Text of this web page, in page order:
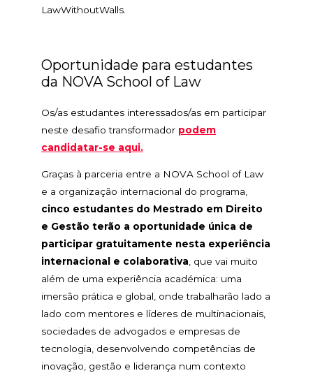
LawWithoutWalls.
Oportunidade para estudantes
da NOVA School of Law
Os/as estudantes interessados/as em participar
neste desafio transformador podem
candidatar-se aqui.
Graças à parceria entre a NOVA School of Law
e a organização internacional do programa,
cinco estudantes do Mestrado em Direito
e Gestão terão a oportunidade única de
participar gratuitamente nesta experiência
internacional e colaborativa, que vai muito
além de uma experiência académica: uma
imersão prática e global, onde trabalharão lado a
lado com mentores e líderes de multinacionais,
sociedades de advogados e empresas de
tecnologia, desenvolvendo competências de
inovação, gestão e liderança num contexto